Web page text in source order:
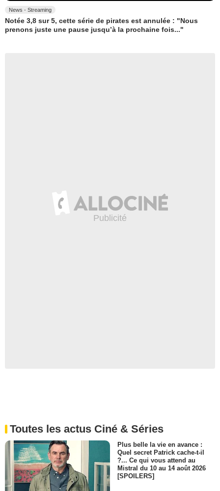
News - Streaming
Notée 3,8 sur 5, cette série de pirates est annulée : "Nous
prenons juste une pause jusqu’à la prochaine fois..."
Toutes les actus Ciné & Séries
Plus belle la vie en avance :
Quel secret Patrick cache-t-il
?... Ce qui vous attend au
Mistral du 10 au 14 août 2026
[SPOILERS]